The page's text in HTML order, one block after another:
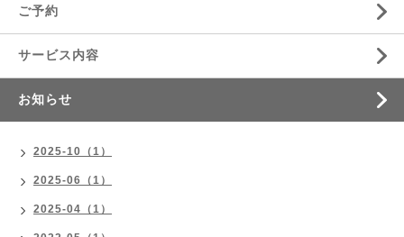
ご予約
サービス内容
お知らせ
2025-10（1）
2025-06（1）
2025-04（1）